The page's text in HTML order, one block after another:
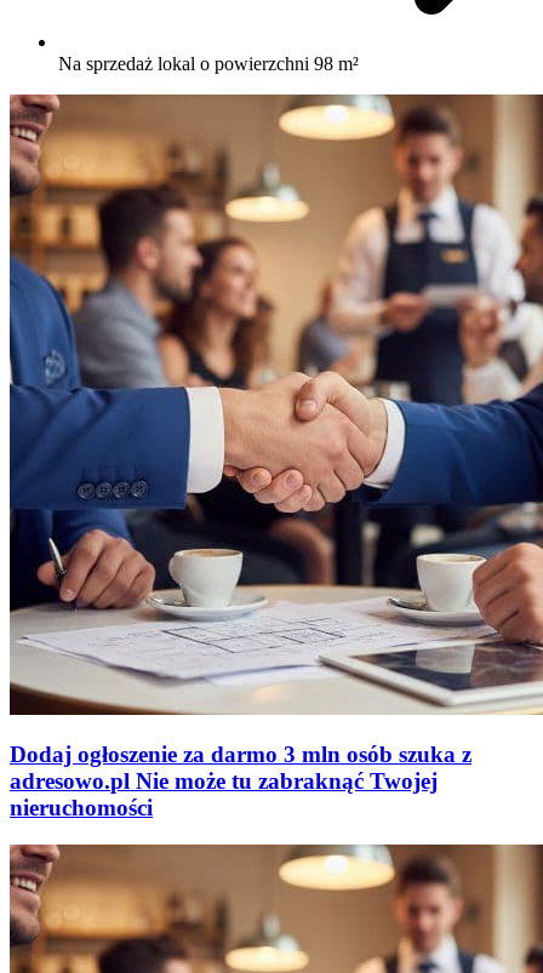
Na sprzedaż lokal o powierzchni 98 m²
Dodaj ogłoszenie za darmo 3 mln osób szuka z
adresowo.pl Nie może tu zabraknąć Twojej
nieruchomości